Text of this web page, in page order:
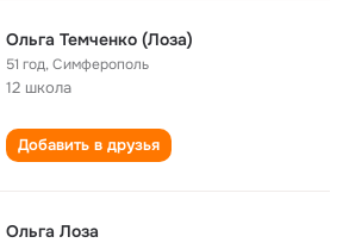
Ольга Темченко (Лоза)
51 год,Симферополь
12 школа
Добавить в друзья
Ольга Лоза